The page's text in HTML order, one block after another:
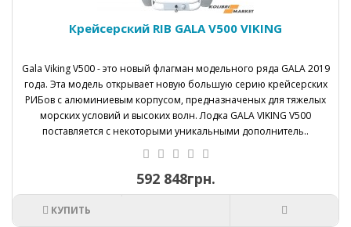
Крейсерский RIB GALA V500 VIKING
Gala Viking V500 - это новый флагман модельного ряда GALA 2019
года. Эта модель открывает новую большую серию крейсерских
РИБов с алюминиевым корпусом, предназначеных для тяжелых
морских условий и высоких волн. Лодка GALA VIKING V500
поставляется с некоторыми уникальными дополнитель..
592 848грн.
КУПИТЬ